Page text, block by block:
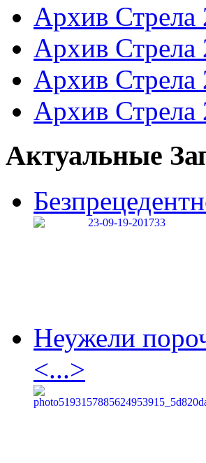
Архив Стрела
Архив Стрела
Архив Стрела
Архив Стрела
Актуальные
Неужели
<...>